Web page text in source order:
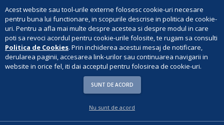
Acest website sau tool-urile externe folosesc cookie-uri necesare
pentru buna lui functionare, in scopurile descrise in politica de cookie-
uri. Pentru a afla mai multe despre acestea si despre modul in care
poti sa revoci acordul pentru cookie-urile folosite, te rugam sa consulti
Politica de Cookies. Prin inchiderea acestui mesaj de notificare,
derularea paginii, accesarea link-urilor sau continuarea navigarii in
website in orice fel, iti dai acceptul pentru folosirea de cookie-uri.
SUNT DE ACORD
Nu sunt de acord